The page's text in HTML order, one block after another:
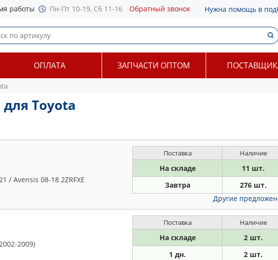
работы Пн-Пт 10-19, Сб 11-16 Обратный звонок Нужна помощь в
ОПЛАТА ЗАПЧАСТИ ОПТОМ
Toyota
/ Avensis 08-18 2ZRFXE
Поставка Наличие
На складе 11 шт.
Завтра 276 шт.
Другие
2009)
Поставка Наличие
На складе 2 шт.
1 дн. 2 шт.